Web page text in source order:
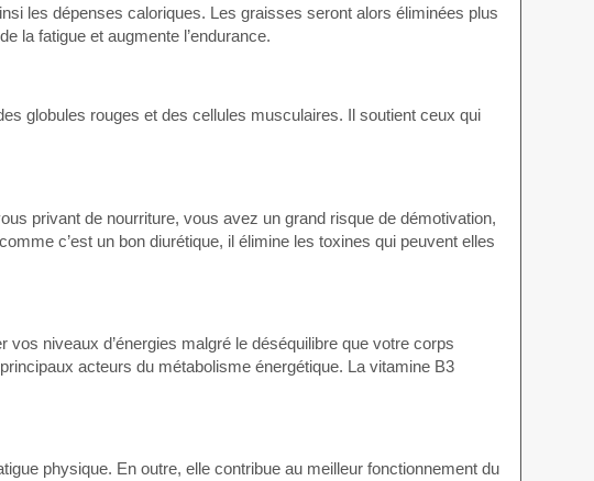
les dépenses caloriques. Les graisses seront alors éliminées plus
la fatigue et augmente l’endurance.
globules rouges et des cellules musculaires. Il soutient ceux qui
privant de nourriture, vous avez un grand risque de démotivation,
c’est un bon diurétique, il élimine les toxines qui peuvent elles
niveaux d’énergies malgré le déséquilibre que votre corps
acteurs du métabolisme énergétique. La vitamine B3
physique. En outre, elle contribue au meilleur fonctionnement du